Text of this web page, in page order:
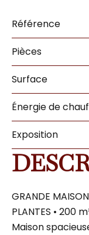
Référence
Pièces
Surface
Énergie de
Exposition
GRANDE
PLANTES • 200
Maison